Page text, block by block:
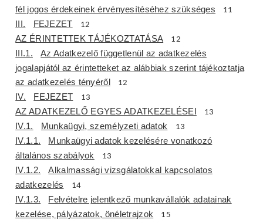
fél jogos érdekeinek érvényesítéséhez szükséges
11
III. FEJEZET 12
AZ ÉRINTETTEK TÁJÉKOZTATÁSA 12
III.1.
Az Adatkezelő függetlenül az adatkezelés
jogalapjától az érintetteket az alábbiak szerint tájékoztatja
az adatkezelés tényéről
12
IV. FEJEZET 13
AZ ADATKEZELŐ EGYES ADATKEZELÉSEI 13
IV.1. Munkaügyi, személyzeti adatok 13
IV.1.1.
Munkaügyi adatok kezelésére vonatkozó
általános szabályok
13
IV.1.2.
Alkalmassági vizsgálatokkal kapcsolatos
adatkezelés
14
IV.1.3.
Felvételre jelentkező munkavállalók adatainak
kezelése, pályázatok, önéletrajzok
15